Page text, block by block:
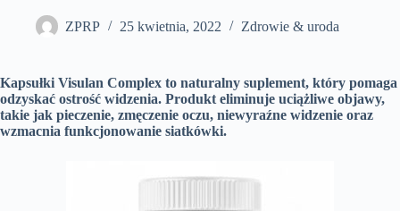
ZPRP 25 kwietnia, 2022 Zdrowie & uroda
Kapsułki Visulan Complex to naturalny suplement, który pomaga
odzyskać ostrość widzenia. Produkt eliminuje uciążliwe objawy,
takie jak pieczenie, zmęczenie oczu, niewyraźne widzenie oraz
wzmacnia funkcjonowanie siatkówki.